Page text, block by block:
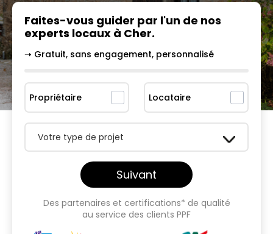
Faites-vous guider par l'un de nos
experts locaux à Cher.
➝ Gratuit, sans engagement, personnalisé
Propriétaire Locataire
Votre type de projet
Suivant
Des partenaires et certifications* de qualité
au service des clients PPF